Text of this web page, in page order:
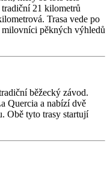
21 kilometrů
Trasa vede po
milovníci pěkných výhledů
běžecký závod.
Quercia a nabízí dvě
Obě tyto trasy startují